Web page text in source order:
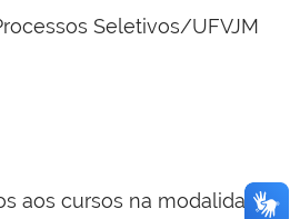
Seletivos/UFVJM
aos cursos na modalidade